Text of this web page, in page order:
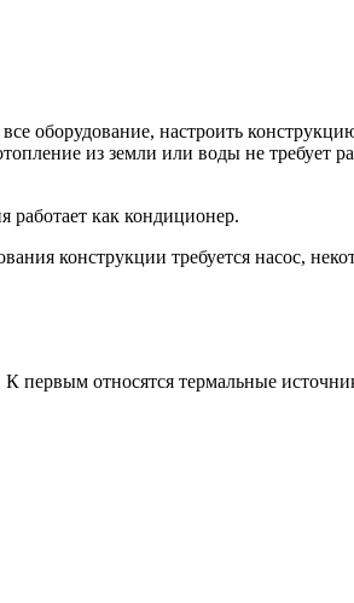
оборудование, настроить
из земли или воды не требует
работает как кондиционер.
конструкции требуется насос,
первым относятся термальные